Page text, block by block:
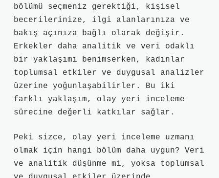
bölümü seçmeniz gerektiği, kişisel
becerilerinize, ilgi alanlarınıza ve
bakış açınıza bağlı olarak değişir.
Erkekler daha analitik ve veri odaklı
bir yaklaşımı benimserken, kadınlar
toplumsal etkiler ve duygusal analizler
üzerine yoğunlaşabilirler. Bu iki
farklı yaklaşım, olay yeri inceleme
sürecine değerli katkılar sağlar.
Peki sizce, olay yeri inceleme uzmanı
olmak için hangi bölüm daha uygun? Veri
ve analitik düşünme mi, yoksa toplumsal